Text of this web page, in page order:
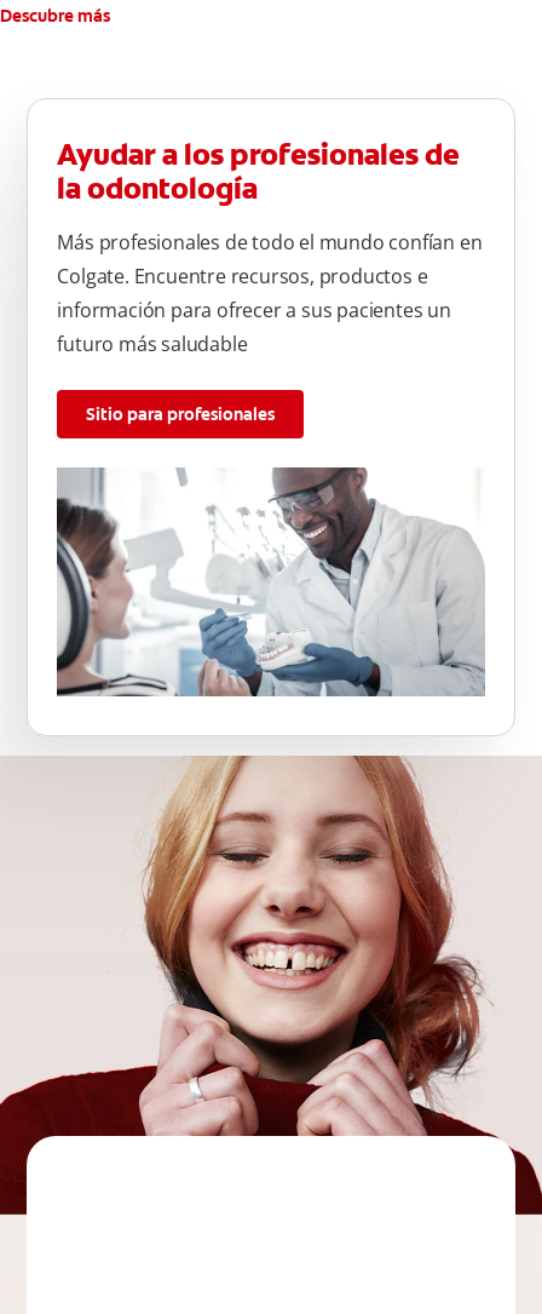
Descubre más
Ayudar a los profesionales de
la odontología
Más profesionales de todo el mundo confían en
Colgate. Encuentre recursos, productos e
información para ofrecer a sus pacientes un
futuro más saludable
Sitio para profesionales